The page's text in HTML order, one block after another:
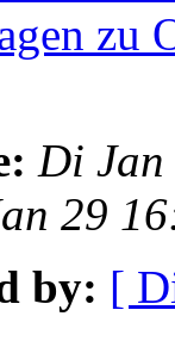
Di Jan
29
by: [